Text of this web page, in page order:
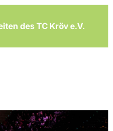
des TC Kröv e.V.